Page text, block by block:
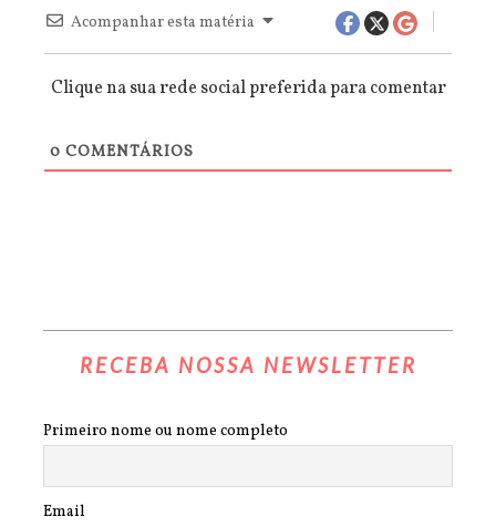
Acompanhar esta matéria
Clique na sua rede social preferida para comentar
0 COMENTÁRIOS
RECEBA NOSSA NEWSLETTER
Primeiro nome ou nome completo
Email